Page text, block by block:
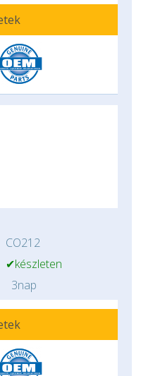
CO212
✔készleten
3nap